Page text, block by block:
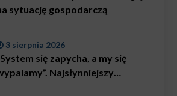
sytuację gospodarczą
3 sierpnia 2026
się zapycha, a my się
Najsłynniejszy